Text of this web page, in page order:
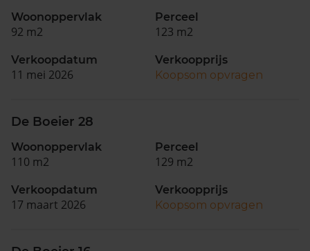
Woonoppervlak
92 m2
Perceel
123 m2
Verkoopdatum
11 mei 2026
Verkoopprijs
Koopsom opvragen
De Boeier 28
Woonoppervlak
110 m2
Perceel
129 m2
Verkoopdatum
17 maart 2026
Verkoopprijs
Koopsom opvragen